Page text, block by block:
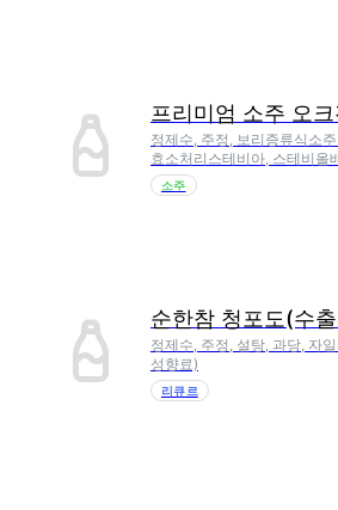
프리미엄 소주 오크
정제수, 주정, 보리증류식소
효소처리스테비아, 스테비올
소주
순한참 청포도(수
정제수, 주정, 설탕, 과당, 자
성향료)
리큐르